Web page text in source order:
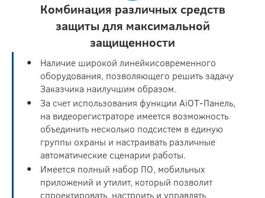
Комбинация различных средств
защиты для максимальной
защищенности
Наличие широкой линейкисовременного
оборудования, позволяющего решить задачу
Заказчика наилучшим образом.
За счет использования функции AiOT-Панель,
на видеорегистраторе имеется возможность
объединить несколько подсистем в единую
группы охраны и настраивать различные
автоматические сценарии работы.
Имеется полный набор ПО, мобильных
приложений и утилит, который позволит
спроектировать, настроить и управлять